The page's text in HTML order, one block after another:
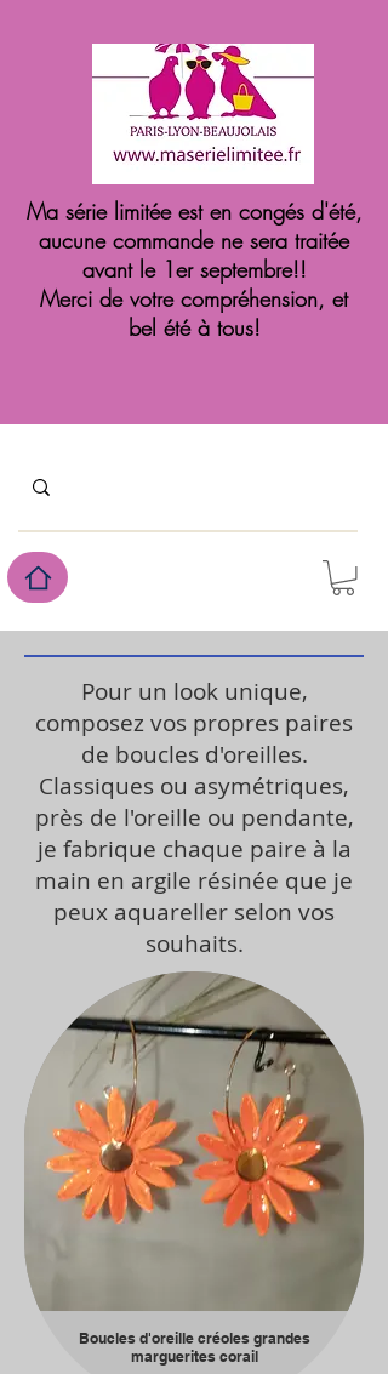
Ma série limitée est en congés d'été,
aucune commande ne sera traitée
avant le 1er septembre!!
Merci de votre compréhension, et
bel été à tous!
Pour un look unique,
composez vos propres paires
de boucles d'oreilles.
Classiques ou asymétriques,
près de l'oreille ou pendante,
je fabrique chaque paire à la
main en argile résinée que je
peux aquareller selon vos
souhaits.
Boucles d'oreille créoles grandes
marguerites corail